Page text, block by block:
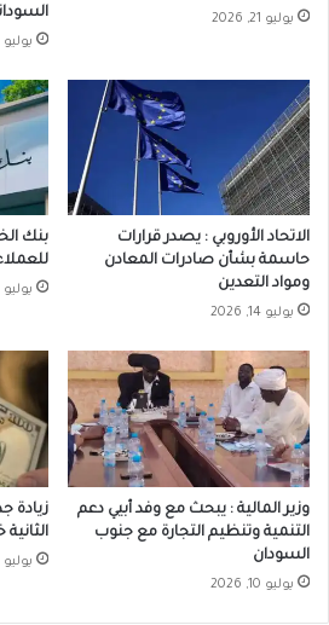
يوليو 21, 2026
يوليو 19, 2026
الاتحاد الأوروبي : يصدر قرارات
حاسمة بشأن صادرات المعادن
ومواد التعدين
يوليو 14, 2026
بنك
يوليو 13, 2026
وزير المالية : يبحث مع وفد أبيي دعم
التنمية وتنظيم التجارة مع جنوب
السودان
يوليو 10, 2026
زيادة
يوليو 9, 2026